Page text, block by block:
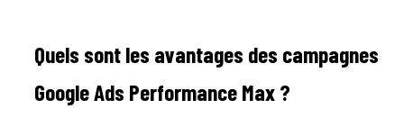
Quels sont les avantages des campagnes
Google Ads Performance Max ?